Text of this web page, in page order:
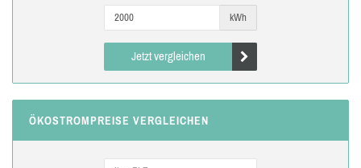
kWh
Jetzt vergleichen
ÖKOSTROMPREISE VERGLEICHEN